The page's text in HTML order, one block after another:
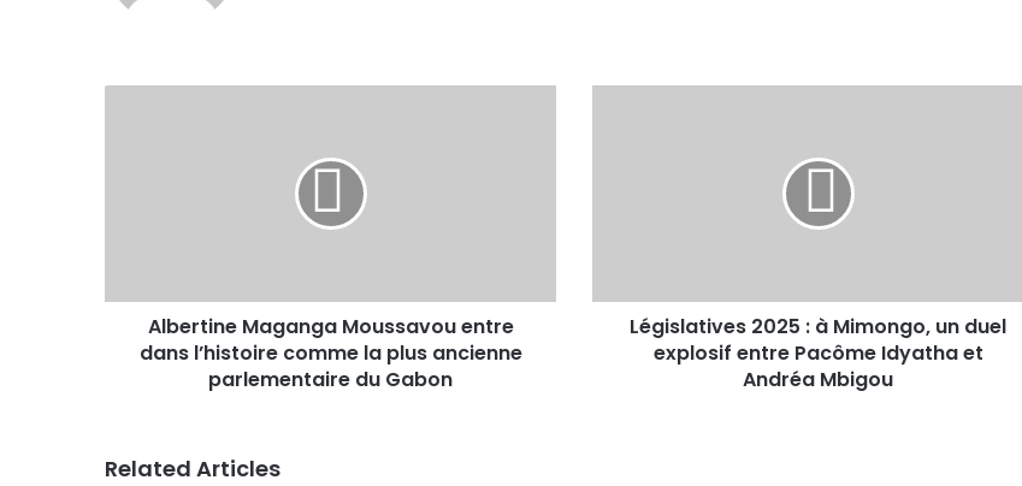
Albertine Maganga Moussavou entre
dans l’histoire comme la plus ancienne
parlementaire du Gabon
Législatives 2025 : à Mimongo, un duel
explosif entre Pacôme Idyatha et
Andréa Mbigou
Related Articles